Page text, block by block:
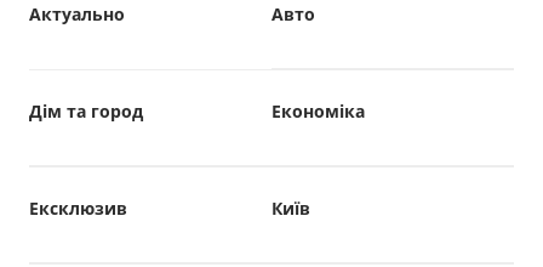
Авто
Актуально
Дім та город Економіка
Ексклюзив Київ